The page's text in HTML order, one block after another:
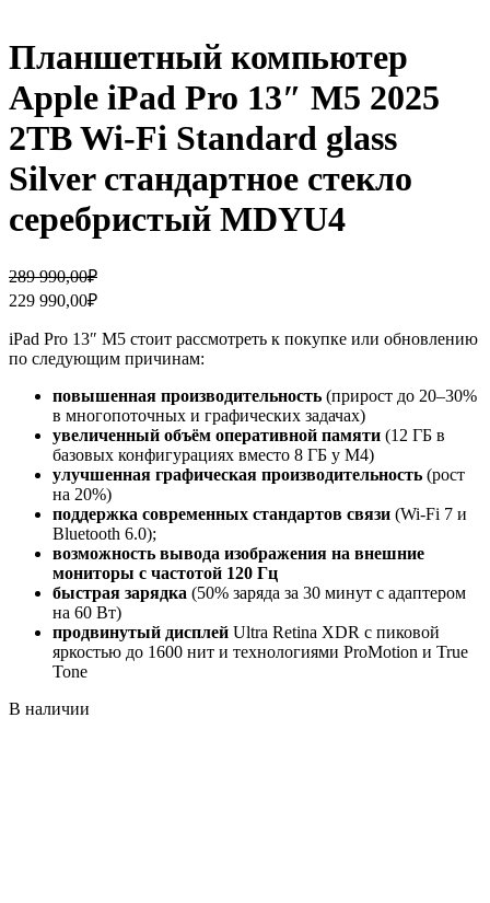
Планшетный компьютер
Apple iPad Pro 13″ M5 2025
2TB Wi-Fi Standard glass
Silver стандартное стекло
серебристый MDYU4
289 990,00₽
Первоначальная
цена
составляла
289
990,00₽.
229 990,00₽
Текущая
цена:
229
990,00₽.
iPad Pro 13″ M5 стоит рассмотреть к покупке или обновлению
по следующим причинам:
повышенная производительность (прирост до 20–30%
в многопоточных и графических задачах)
увеличенный объём оперативной памяти (12 ГБ в
базовых конфигурациях вместо 8 ГБ у M4)
улучшенная графическая производительность (рост
на 20%)
поддержка современных стандартов связи (Wi-Fi 7 и
Bluetooth 6.0);
возможность вывода изображения на внешние
мониторы с частотой 120 Гц
быстрая зарядка (50% заряда за 30 минут с адаптером
на 60 Вт)
продвинутый дисплей Ultra Retina XDR с пиковой
яркостью до 1600 нит и технологиями ProMotion и True
Tone
В наличии